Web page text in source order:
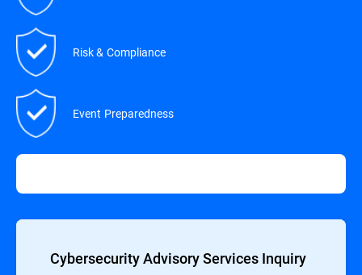
Risk & Compliance
Event Preparedness
Cybersecurity Advisory Services Inquiry